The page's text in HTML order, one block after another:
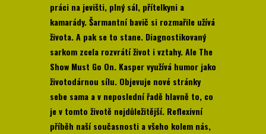
práci na jevišti, plný sál, přítelkyni a
kamarády. Šarmantní bavič si rozmařile užívá
života. A pak se to stane. Diagnostikovaný
sarkom zcela rozvrátí život i vztahy. Ale The
Show Must Go On. Kasper využívá humor jako
životodárnou sílu. Objevuje nové stránky
sebe sama a v neposlední řadě hlavně to, co
je v tomto životě nejdůležitější. Reflexivní
příběh naší současnosti a všeho kolem nás,